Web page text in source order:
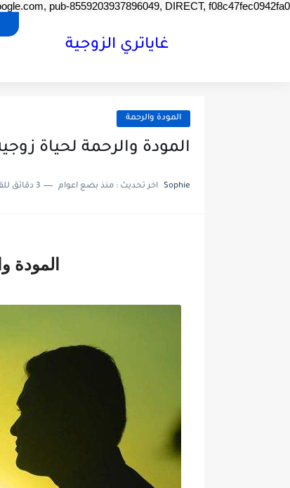
pub-8559203937896049, DIRECT, f08c47fec0942fa0
غاياتري الزوجية
المودة والرحمة
المودة والرحمة لحياة
Sophie اخر تحديث : منذ بضع اعوام 3 دقائق للقراءة
المودة